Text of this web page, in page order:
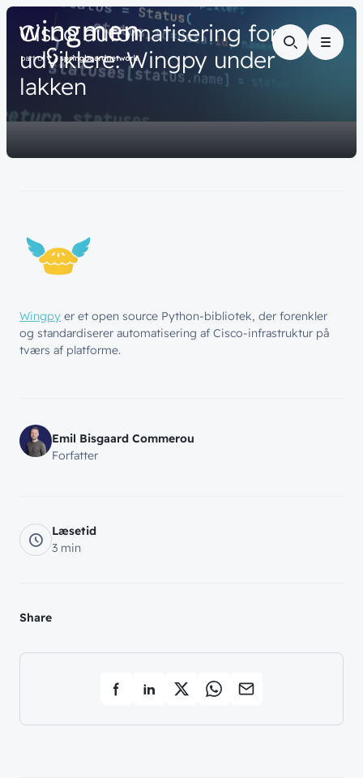
Menu
Cisco automatisering for
udviklere: Wingpy under
lakken
Wingpy er et open source Python-bibliotek, der forenkler
og standardiserer automatisering af Cisco-infrastruktur på
tværs af platforme.
Emil Bisgaard Commerou
Forfatter
Læsetid
3 min
Share